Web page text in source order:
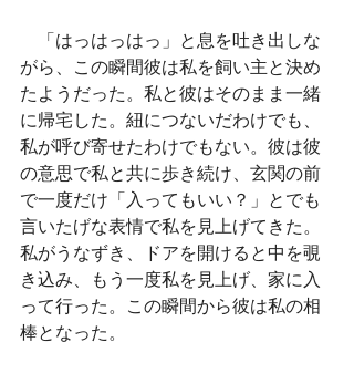
「はっはっはっ」と息を吐き出しな
がら、この瞬間彼は私を飼い主と決め
たようだった。私と彼はそのまま一緒
に帰宅した。紐につないだわけでも、
私が呼び寄せたわけでもない。彼は彼
の意思で私と共に歩き続け、玄関の前
で一度だけ「入ってもいい？」とでも
言いたげな表情で私を見上げてきた。
私がうなずき、ドアを開けると中を覗
き込み、もう一度私を見上げ、家に入
って行った。この瞬間から彼は私の相
棒となった。